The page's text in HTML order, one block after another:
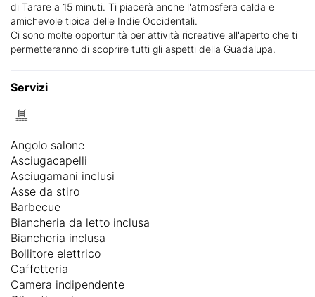
di Tarare a 15 minuti. Ti piacerà anche l'atmosfera calda e
amichevole tipica delle Indie Occidentali.
Ci sono molte opportunità per attività ricreative all'aperto che ti
permetteranno di scoprire tutti gli aspetti della Guadalupa.
Servizi
Angolo salone
Asciugacapelli
Asciugamani inclusi
Asse da stiro
Barbecue
Biancheria da letto inclusa
Biancheria inclusa
Bollitore elettrico
Caffetteria
Camera indipendente